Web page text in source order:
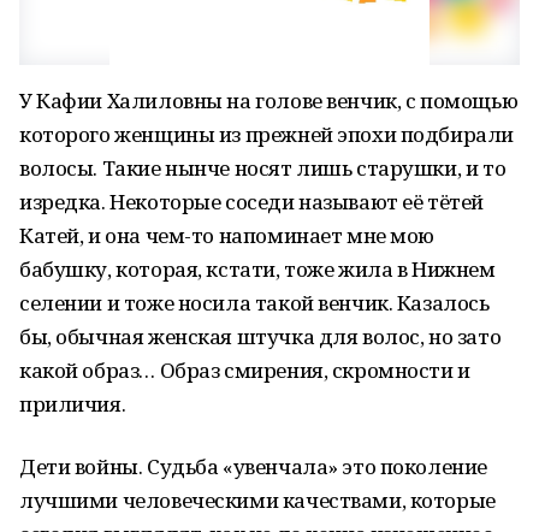
У Кафии Халиловны на голове венчик, с помощью
которого женщины из прежней эпохи подбирали
волосы. Такие нынче носят лишь старушки, и то
изредка. Некоторые соседи называют её тётей
Катей, и она чем-то напоминает мне мою
бабушку, которая, кстати, тоже жила в Нижнем
селении и тоже носила такой венчик. Казалось
бы, обычная женская штучка для волос, но зато
какой образ… Образ смирения, скромности и
приличия.
Дети войны. Судьба «увенчала» это поколение
лучшими человеческими качествами, которые